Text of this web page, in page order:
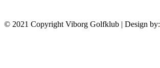
© 2021 Copyright Viborg Golfklub | Design by: